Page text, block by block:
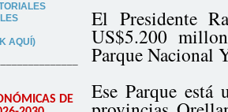
AQUÍ)
DE
El Presidente
US$5.200
Parque Nacional
Ese Parque está